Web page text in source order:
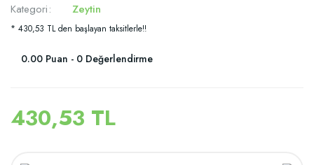
Kategori Zeytin
* 430,53 TL den başlayan taksitlerle!!
0.00 Puan - 0 Değerlendirme
430,53 TL